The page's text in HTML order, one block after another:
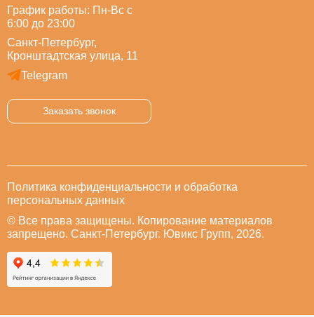
График работы: Пн-Вс с
6:00 до 23:00
Санкт-Петербург,
Кронштадтская улица, 11
Telegram
Заказать звонок
Политика конфиденциальности и обработка
персональных данных
© Все права защищены. Копирование материалов
запрещено. Санкт-Петербург. Ювикс Групп, 2026.